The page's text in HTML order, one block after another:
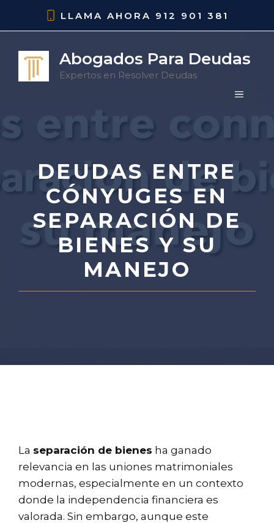
LLAMA AHORA 912 901 381
Abogados Para Deudas
Expertos en Resolver Deudas
MENÚ
DEUDAS ENTRE
CÓNYUGES EN
SEPARACIÓN DE
BIENES Y SU
MANEJO
La separación de bienes ha ganado
relevancia en las uniones matrimoniales
modernas, especialmente en un contexto
donde la independencia financiera es
valorada. Sin embargo, aunque este